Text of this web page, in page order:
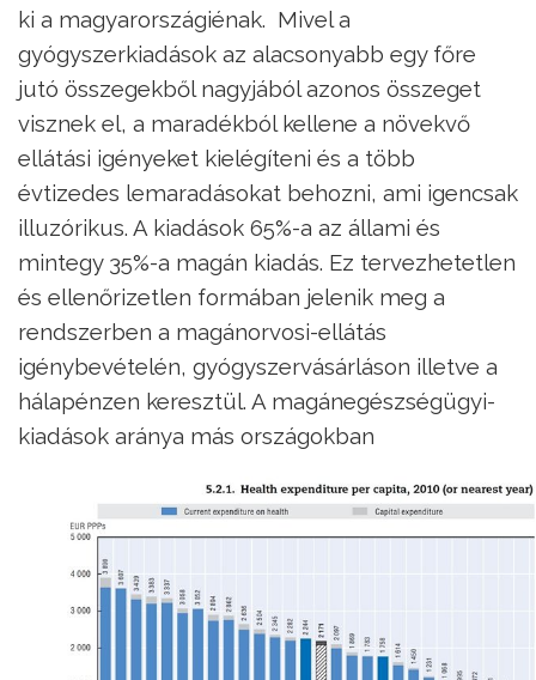
ki a magyarországiénak. Mivel a
gyógyszerkiadások az alacsonyabb egy főre
jutó összegekből nagyjából azonos összeget
visznek el, a maradékból kellene a növekvő
ellátási igényeket kielégíteni és a több
évtizedes lemaradásokat behozni, ami igencsak
illuzórikus. A kiadások 65%-a az állami és
mintegy 35%-a magán kiadás. Ez tervezhetetlen
és ellenőrizetlen formában jelenik meg a
rendszerben a magánorvosi-ellátás
igénybevételén, gyógyszervásárláson illetve a
hálapénzen keresztül. A magánegészségügyi-
kiadások aránya más országokban